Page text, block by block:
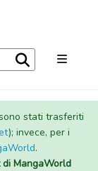
stati trasferiti
); invece, per i
.
MangaWorld